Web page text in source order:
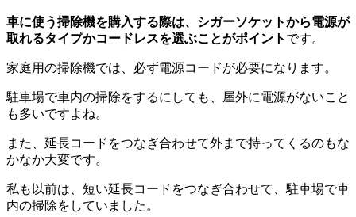
車に使う掃除機を購入する際は、シガーソケットから電源が
取れるタイプかコードレスを選ぶことがポイント です。
家庭用の掃除機では、必ず電源コードが必要になります。
駐車場で車内の掃除をするにしても、屋外に電源がないこと
も多いですよね。
また、延長コードをつなぎ合わせて外まで持ってくるのもな
かなか大変です。
私も以前は、短い延長コードをつなぎ合わせて、駐車場で車
内の掃除をしていました。